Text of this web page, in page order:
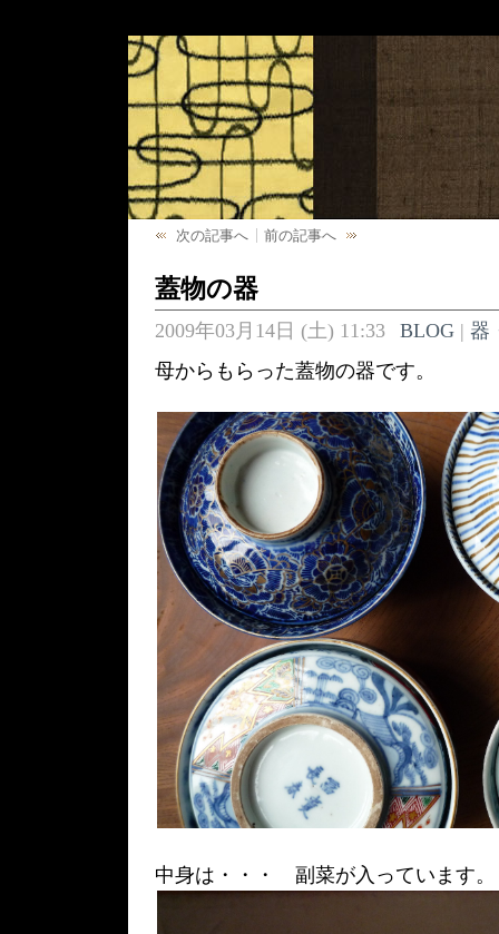
次の記事へ 前の記事へ
蓋物の器
2009年03月14日 (土) 11:33 BLOG| 器
母からもらった蓋物の器です。
中身は・・・ 副菜が入っています。